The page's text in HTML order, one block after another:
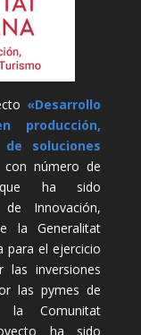
«Desarrollo
producción,
soluciones
con número de
que ha sido
Innovación,
la Generalitat
para el ejercicio
las inversiones
las pymes de
la Comunitat
ha sido